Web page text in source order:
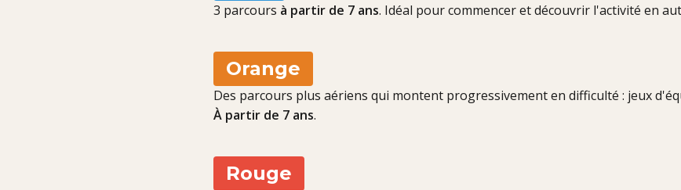
3 parcours à partir de 7 ans. Idéal pour commencer et découvrir l'activité en
Orange
Des parcours plus aériens qui montent progressivement en difficulté : jeux
À partir de 7 ans.
Rouge